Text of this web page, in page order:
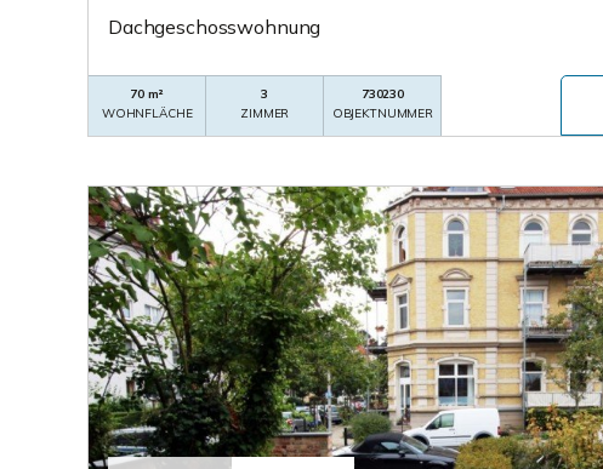
Dachgeschosswohnung
70 m²
WOHNFLÄCHE
3
ZIMMER
730230
OBJEKTNUMMER